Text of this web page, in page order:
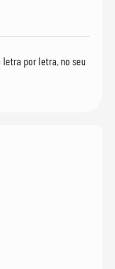
por letra, no seu